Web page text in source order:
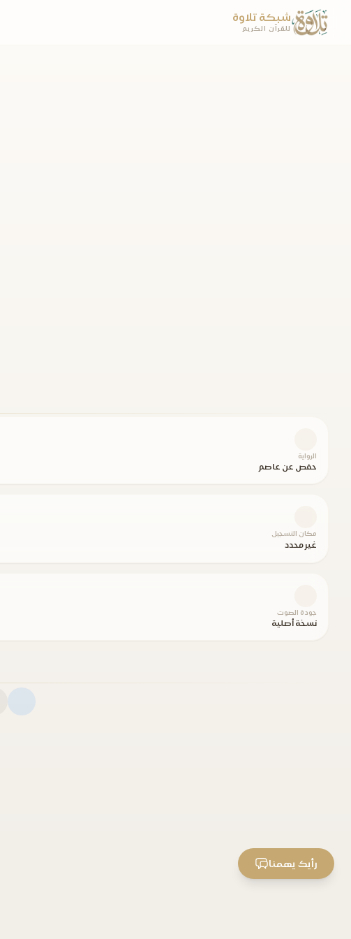
شبكة تلاوة
للقرآن الكريم
الرواية
حفص عن عاصم
مكان التسجيل
غير محدد
جودة الصوت
نسخة أصلية
رأيك يهمنا